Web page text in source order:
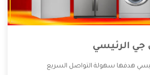
جي الرئيسي
هدفها سهولة التواصل السريع